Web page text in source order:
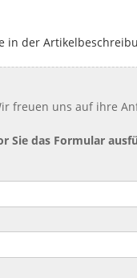
in der
freuen uns auf ihre
Sie das Formular